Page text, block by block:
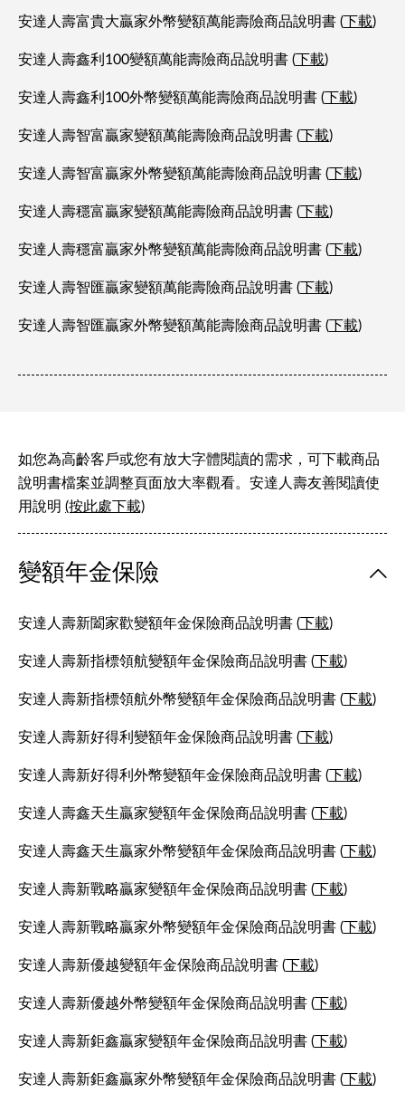
安達人壽富貴大贏家外幣變額萬能壽險商品說明書 ( 下載)
安達人壽鑫利100變額萬能壽險商品說明書 ( 下載)
安達人壽鑫利100外幣變額萬能壽險商品說明書 ( 下載)
安達人壽智富贏家變額萬能壽險商品說明書 ( 下載)
安達人壽智富贏家外幣變額萬能壽險商品說明書 ( 下載)
安達人壽穩富贏家變額萬能壽險商品說明書 ( 下載)
安達人壽穩富贏家外幣變額萬能壽險商品說明書 ( 下載)
安達人壽智匯贏家變額萬能壽險商品說明書 ( 下載)
安達人壽智匯贏家外幣變額萬能壽險商品說明書 ( 下載)
如您為高齡客戶或您有放大字體閱讀的需求，可下載商品
說明書檔案並調整頁面放大率觀看。安達人壽友善閱讀使
用說明 (按此處下載)
變額年金保險
安達人壽新闔家歡變額年金保險商品說明書 ( 下載)
安達人壽新指標領航變額年金保險商品說明書 ( 下載)
安達人壽新指標領航外幣變額年金保險商品說明書 ( 下載)
安達人壽新好得利變額年金保險商品說明書 ( 下載)
安達人壽新好得利外幣變額年金保險商品說明書 ( 下載)
安達人壽鑫天生贏家變額年金保險商品說明書 ( 下載)
安達人壽鑫天生贏家外幣變額年金保險商品說明書 ( 下載)
安達人壽新戰略贏家變額年金保險商品說明書 ( 下載)
安達人壽新戰略贏家外幣變額年金保險商品說明書 ( 下載)
安達人壽新優越變額年金保險商品說明書 ( 下載)
安達人壽新優越外幣變額年金保險商品說明書 ( 下載)
安達人壽新鉅鑫贏家變額年金保險商品說明書 ( 下載)
安達人壽新鉅鑫贏家外幣變額年金保險商品說明書 ( 下載)